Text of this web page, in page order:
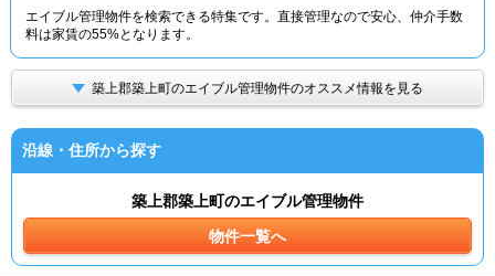
エイブル管理物件を検索できる特集です。直接管理なので安心、仲介手数
料は家賃の55%となります。
築上郡築上町のエイブル管理物件のオススメ情報を見る
沿線・住所から探す
築上郡築上町のエイブル管理物件
物件一覧へ